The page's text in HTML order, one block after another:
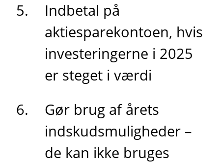
Indbetal på
aktiesparekontoen, hvis
investeringerne i 2025
er steget i værdi
Gør brug af årets
indskudsmuligheder –
de kan ikke bruges